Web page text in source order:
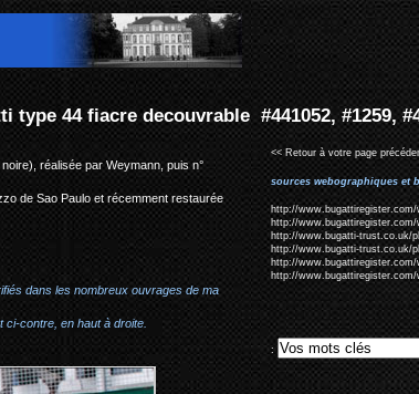
#1259, #441192 & #441021
réalisée par Weymann, puis n°
de Sao Paulo et récemment restaurée
dans les nombreux ouvrages de ma
contre, en haut à droite.
<< Retour à votre page
sources webographiques et
http://
http://
http://www.bugatti-trust.co.uk/
http://www.bugatti-trust.co.uk/
http://www.bugattiregister.com/
http://
: